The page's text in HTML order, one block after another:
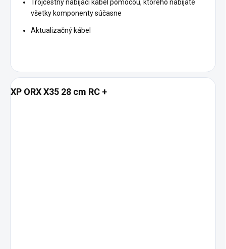
Trojcestný nabíjací kábel pomocou, ktorého nabíjate
všetky komponenty súčasne
Aktualizačný kábel
XP ORX X35 28 cm RC +